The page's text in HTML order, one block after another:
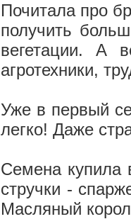
Почитала про
получить
вегетации. А
агротехники,
Уже в первый
легко! Даже
Семена купила
стручки -
Масляный